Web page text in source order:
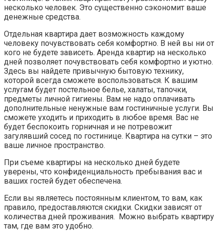
несколько человек. Это существенно сэкономит ваше
денежные средства.
Отдельная квартира дает возможность каждому
человеку почувствовать себя комфортно. В ней вы ни от
кого не будете зависеть. Аренда квартир на несколько
дней позволяет почувствовать себя комфортно и уютно.
Здесь вы найдете привычную бытовую технику,
которой всегда сможете воспользоваться. К вашим
услугам будет постельное белье, халаты, тапочки,
предметы личной гигиены. Вам не надо оплачивать
дополнительные ненужные вам гостиничные услуги. Вы
сможете уходить и приходить в любое время. Вас не
будет беспокоить горничная и не потревожит
загулявший сосед по гостинице. Квартира на сутки – это
ваше личное пространство.
При съеме квартиры на несколько дней будете
уверены, что конфиденциальность пребывания вас и
ваших гостей будет обеспечена.
Если вы являетесь постоянным клиентом, то вам, как
правило, предоставляются скидки. Скидки зависят от
количества дней проживания. Можно выбрать квартиру
там, где вам это удобно.